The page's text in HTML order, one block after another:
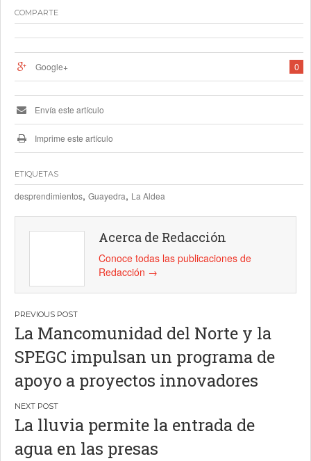
COMPARTE
0
Google+
Envía este artículo
Imprime este artículo
ETIQUETAS
desprendimientos, Guayedra, La Aldea
Acerca de Redacción
Conoce todas las publicaciones de
Redacción →
Navegación
de
entradas
La Mancomunidad del Norte y la
SPEGC impulsan un programa de
apoyo a proyectos innovadores
La lluvia permite la entrada de
agua en las presas